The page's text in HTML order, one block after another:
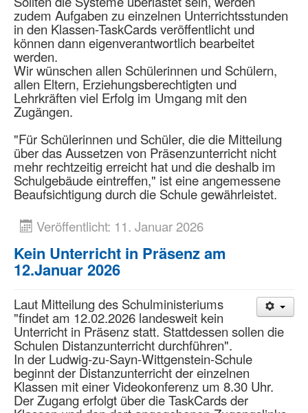
zudem Aufgaben zu einzelnen Unterrichtsstunden
in den Klassen-TaskCards veröffentlicht und
können dann eigenverantwortlich bearbeitet
werden.
Wir wünschen allen Schülerinnen und Schülern,
allen Eltern, Erziehungsberechtigten und
Lehrkräften viel Erfolg im Umgang mit den
Zugängen.
"Für Schülerinnen und Schüler, die die Mitteilung
über das Aussetzen von Präsenzunterricht nicht
mehr rechtzeitig erreicht hat und die deshalb im
Schulgebäude eintreffen," ist eine angemessene
Beaufsichtigung durch die Schule gewährleistet.
Veröffentlicht: 11. Januar 2026
Kein Unterricht in Präsenz am
12.Januar 2026
Laut Mitteilung des Schulministeriums
"findet am 12.02.2026 landesweit kein
Unterricht in Präsenz statt. Stattdessen sollen die
Schulen Distanzunterricht durchführen".
In der Ludwig-zu-Sayn-Wittgenstein-Schule
beginnt der Distanzunterricht der einzelnen
Klassen mit einer Videokonferenz um 8.30 Uhr.
Der Zugang erfolgt über die TaskCards der